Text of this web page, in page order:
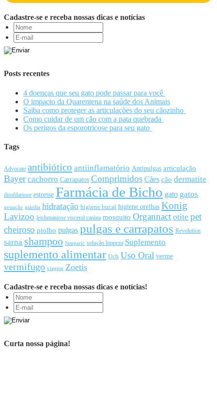
Cadastre-se e receba nossas dicas e notícias
Posts recentes
4 doenças que seu gato pode passar para você
O impacto da Quarentena na saúde dos Animais
Saiba como proteger as articulações do seu cãozinho
Como cuidar de um cão com a pata quebrada
Os perigos da esporotricose para seu gato
Tags
Advocate antibiótico antiinflamatório Antipulgas articulação
Bayer cachorro Carrapatos Comprimidos Cães cão dermatite
dirofilariose estresse Farmácia de Bicho gato gatos
gestação giárdia hidratação higiene bucal higiene orelhas Konig
Lavizoo leishmaniose visceral canina mosquito Organnact otite pet
cheiroso piolho pulgas pulgas e carrapatos Revolution
sarna shampoo Simparic solução limpeza Suplemento
suplemento alimentar Ucb Uso Oral verme
vermifugo viagem Zoetis
Cadastre-se e receba nossas dicas e notícias!
Curta nossa página!